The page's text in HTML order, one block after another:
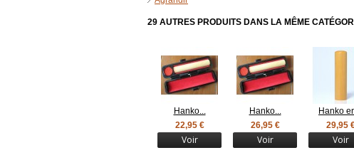
29 AUTRES PRODUITS DANS LA MÊME
Hanko...
22,95 €
Voir
Hanko...
26,95 €
Voir
Hanko
29,95
Voir